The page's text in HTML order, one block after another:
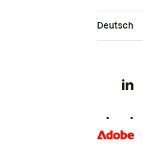
Deutsch